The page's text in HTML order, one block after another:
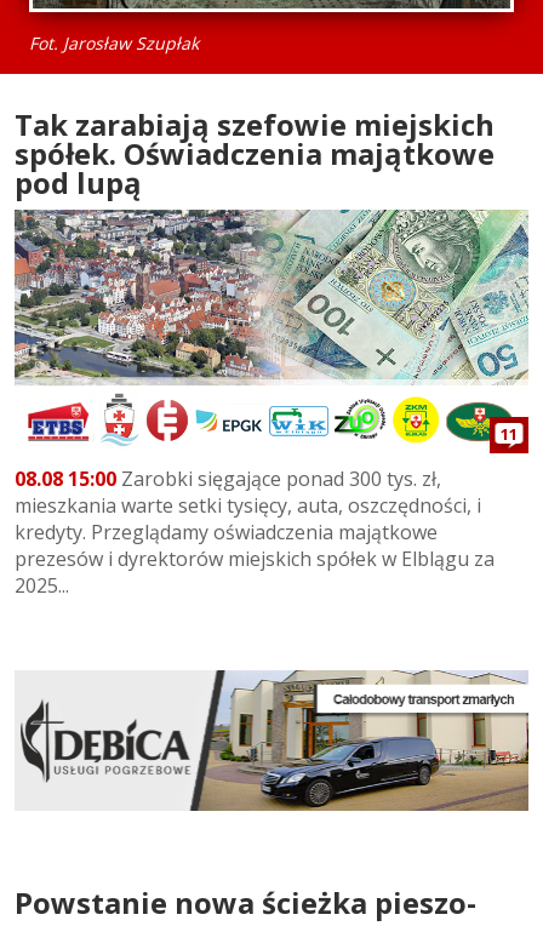
Fot. Jarosław Szupłak
Tak zarabiają szefowie miejskich
spółek. Oświadczenia majątkowe
pod lupą
11
08.08 15:00 Zarobki sięgające ponad 300 tys. zł,
mieszkania warte setki tysięcy, auta, oszczędności, i
kredyty. Przeglądamy oświadczenia majątkowe
prezesów i dyrektorów miejskich spółek w Elblągu za
2025...
Powstanie nowa ścieżka pieszo-